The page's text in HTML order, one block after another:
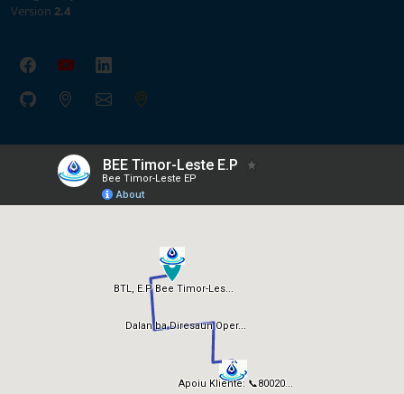
Version 2.4